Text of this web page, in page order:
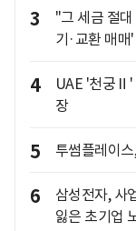
3
"그 세금 절
기·교환 매매
4
UAE '천궁Ⅱ'
장
5 투썸플레이
6
삼성전자, 사
잃은 초기업